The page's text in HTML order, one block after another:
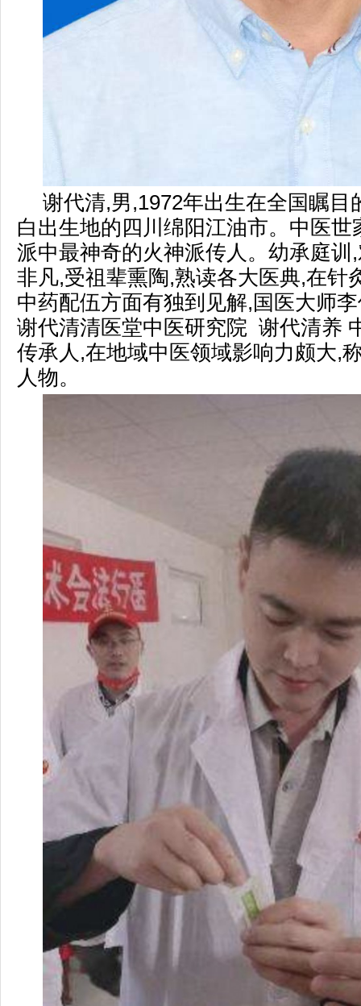
谢代清,男,1972年出生在全国瞩目
白出生地的四川绵阳江油市。中医世
派中最神奇的火神派传人。幼承庭训
非凡,受祖辈熏陶,熟读各大医典,在针
中药配伍方面有独到见解,国医大师
谢代清清医堂中医研究院 谢代清养
传承人,在地域中医领域影响力颇大,
人物。